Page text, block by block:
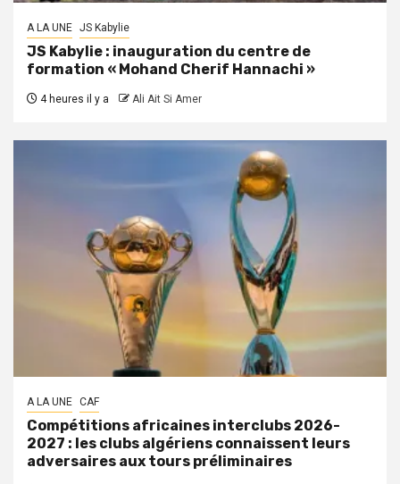
A LA UNE JS Kabylie
JS Kabylie : inauguration du centre de
formation « Mohand Cherif Hannachi »
4 heures il y a Ali Ait Si Amer
A LA UNE CAF
Compétitions africaines interclubs 2026-
2027 : les clubs algériens connaissent leurs
adversaires aux tours préliminaires